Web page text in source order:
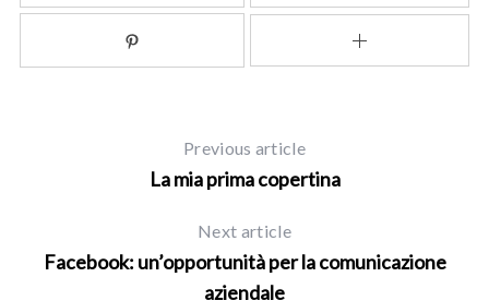
Previous article
La mia prima copertina
Next article
Facebook: un’opportunità per la comunicazione
aziendale
S
r